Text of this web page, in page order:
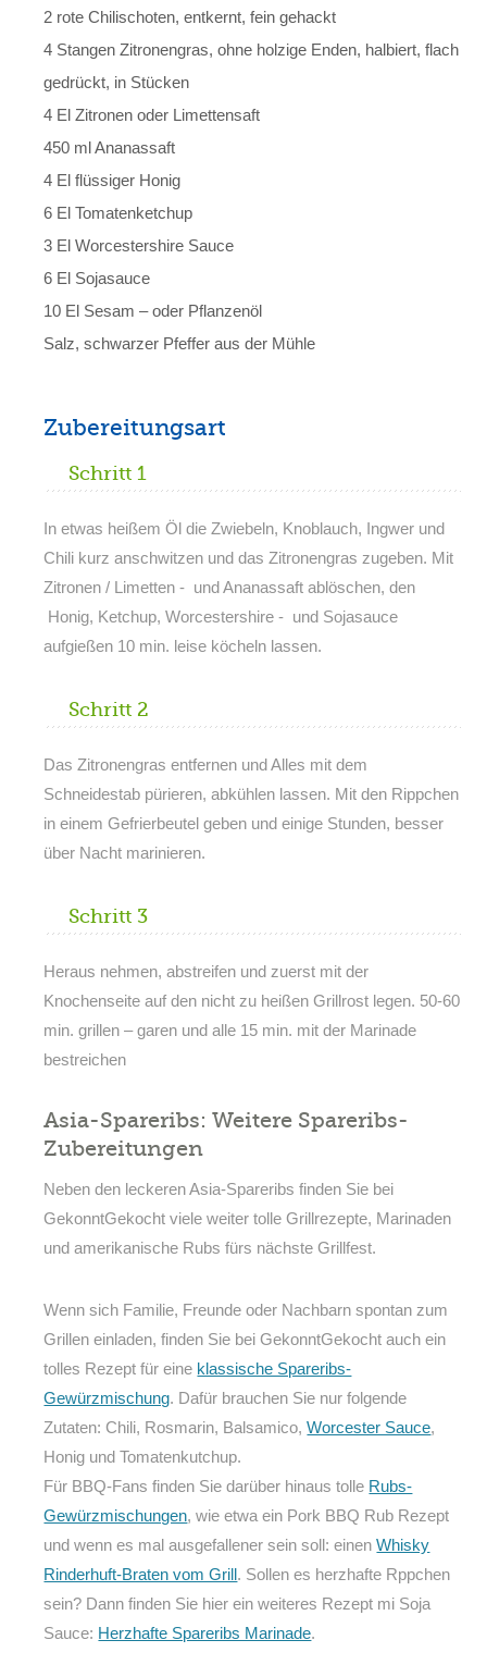
2 rote Chilischoten, entkernt, fein gehackt
4 Stangen Zitronengras, ohne holzige Enden, halbiert, flach
gedrückt, in Stücken
4 El Zitronen oder Limettensaft
450 ml Ananassaft
4 El flüssiger Honig
6 El Tomatenketchup
3 El Worcestershire Sauce
6 El Sojasauce
10 El Sesam – oder Pflanzenöl
Salz, schwarzer Pfeffer aus der Mühle
Zubereitungsart
Schritt 1
In etwas heißem Öl die Zwiebeln, Knoblauch, Ingwer und
Chili kurz anschwitzen und das Zitronengras zugeben. Mit
Zitronen / Limetten - und Ananassaft ablöschen, den
Honig, Ketchup, Worcestershire - und Sojasauce
aufgießen 10 min. leise köcheln lassen.
Schritt 2
Das Zitronengras entfernen und Alles mit dem
Schneidestab pürieren, abkühlen lassen. Mit den Rippchen
in einem Gefrierbeutel geben und einige Stunden, besser
über Nacht marinieren.
Schritt 3
Heraus nehmen, abstreifen und zuerst mit der
Knochenseite auf den nicht zu heißen Grillrost legen. 50-60
min. grillen – garen und alle 15 min. mit der Marinade
bestreichen
Asia-Spareribs: Weitere Spareribs-
Zubereitungen
Neben den leckeren Asia-Spareribs finden Sie bei
GekonntGekocht viele weiter tolle Grillrezepte, Marinaden
und amerikanische Rubs fürs nächste Grillfest.
Wenn sich Familie, Freunde oder Nachbarn spontan zum
Grillen einladen, finden Sie bei GekonntGekocht auch ein
tolles Rezept für eine klassische Spareribs-
Gewürzmischung. Dafür brauchen Sie nur folgende
Zutaten: Chili, Rosmarin, Balsamico,Worcester Sauce,
Honig und Tomatenkutchup.
Für BBQ-Fans finden Sie darüber hinaus tolle Rubs-
Gewürzmischungen, wie etwa ein Pork BBQ Rub Rezept
und wenn es mal ausgefallener sein soll: einenWhisky
Rinderhuft-Braten vom Grill. Sollen es herzhafte Rppchen
sein? Dann finden Sie hier ein weiteres Rezept mi Soja
Sauce: Herzhafte Spareribs Marinade.